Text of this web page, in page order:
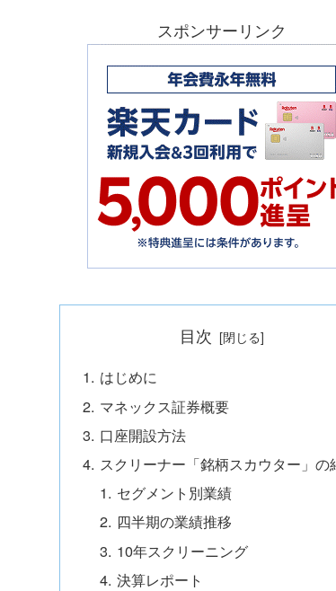
スポンサーリンク
目次
はじめに
マネックス証券概要
口座開設方法
スクリーナー「銘柄スカウター」の
セグメント別業績
四半期の業績推移
10年スクリーニング
決算レポート